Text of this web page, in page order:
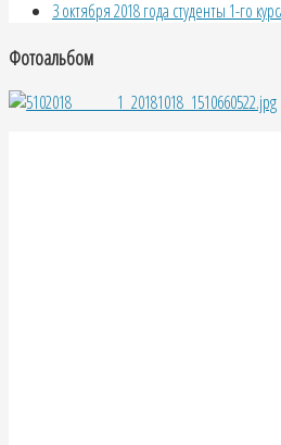
3 октября 2018 года студенты 1-го
Фотоальбом